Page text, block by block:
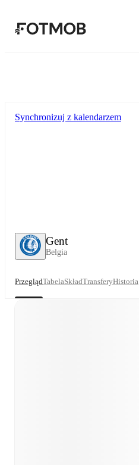
Gent
Belgia
Synchronizuj z kalendarzem
PrzeglądTabelaSkładTransferyHistoria